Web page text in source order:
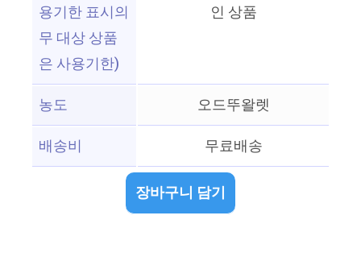
용기한 표시의
무 대상 상품
은 사용기한)
인 상품
농도
오드뚜왈렛
배송비
무료배송
장바구니 담기